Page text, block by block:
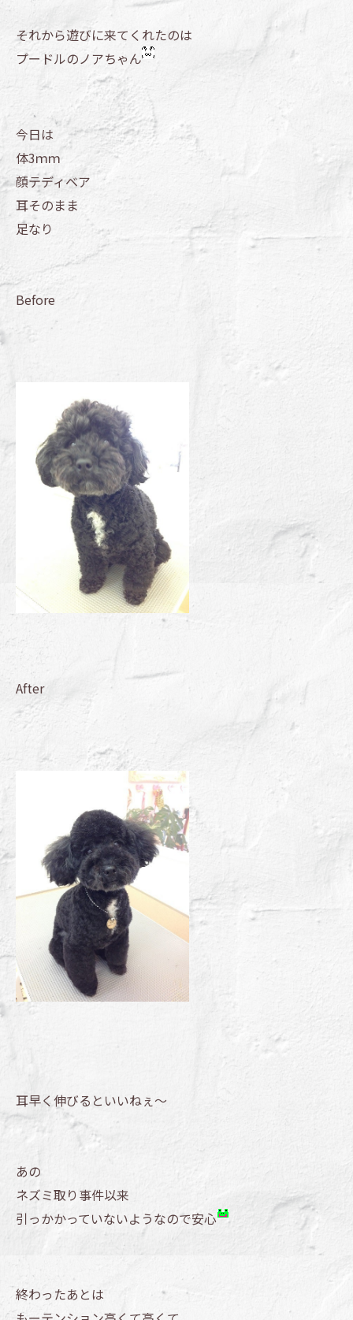
それから遊びに来てくれたのは
プードルのノアちゃん
今日は
体3ｍｍ
顔テディベア
耳そのまま
足なり
Before
After
耳早く伸びるといいねぇ～
あの
ネズミ取り事件以来
引っかかっていないようなので安心
終わったあとは